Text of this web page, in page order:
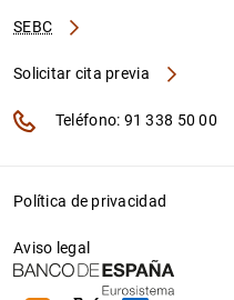
SEBC
Solicitar cita previa
Teléfono: 91 338 50 00
Política de privacidad
Aviso legal